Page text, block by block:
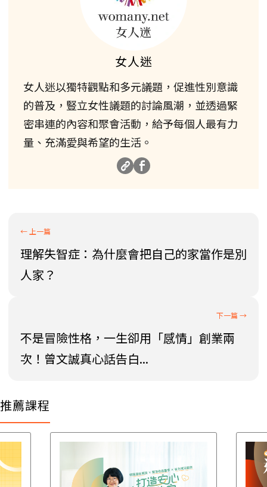
女人迷
女人迷以獨特觀點和多元議題，促進性別意識
的普及，豎立女性議題的討論風潮，並透過緊
密串連的內容和聚會活動，給予每個人最有力
量、充滿愛與希望的生活。
理解失智症：為什麼會把自己的家當作是別
人家？
不是冒險性格，一生卻用「感情」創業兩
次！曾文誠真心話告白...
推薦課程